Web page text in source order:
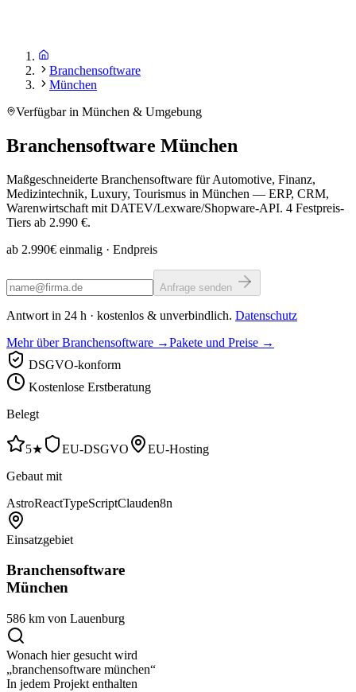
Branchensoftware
München
Verfügbar in München & Umgebung
Branchensoftware München
Maßgeschneiderte Branchensoftware für Automotive, Finanz,
Medizintechnik, Luxury, Tourismus in München — ERP, CRM,
Warenwirtschaft mit DATEV/Lexware/Shopware-API. 4 Festpreis-
Tiers ab 2.990 €.
ab 2.990€ einmalig · Endpreis
Anfrage senden
Antwort in 24 h · kostenlos & unverbindlich. Datenschutz
Mehr über Branchensoftware →Pakete und Preise →
DSGVO-konform
Kostenlose Erstberatung
Belegt
5★ EU-DSGVO
EU-Hosting
Gebaut mit
AstroReactTypeScriptClauden8n
Einsatzgebiet
Branchensoftware
München
586 km von Lauenburg
Wonach hier gesucht wird
„branchensoftware münchen“
In jedem Projekt enthalten